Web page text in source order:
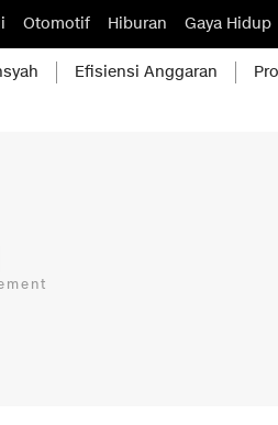
Otomotif Hiburan Gaya Hidup
Efisiensi Anggaran